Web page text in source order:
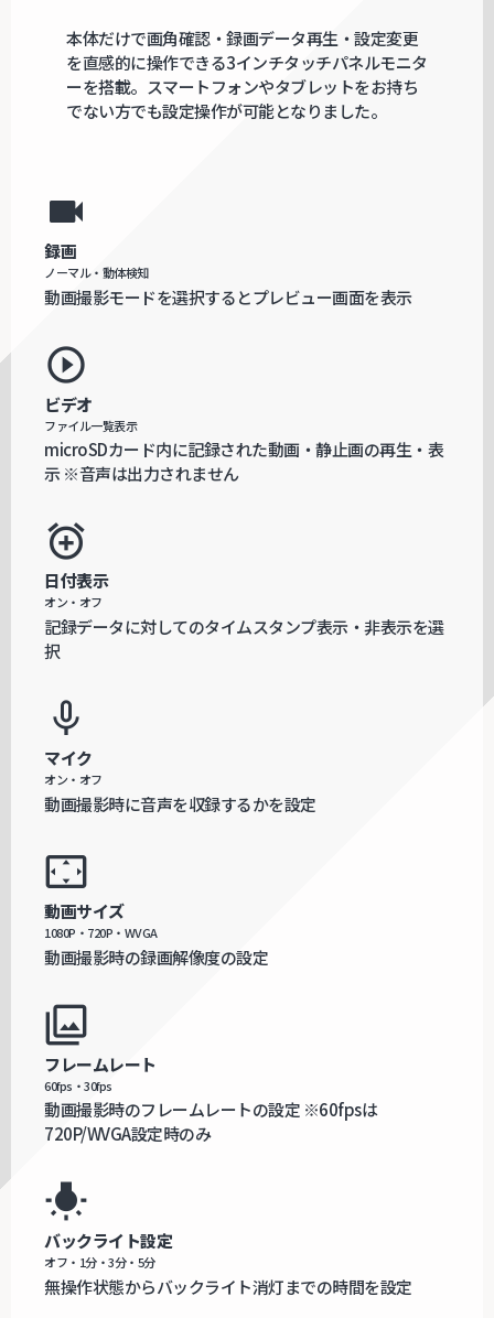
本体だけで画角確認・録画データ再生・設定変更
を直感的に操作できる3インチタッチパネルモニタ
ーを搭載。スマートフォンやタブレットをお持ち
でない方でも設定操作が可能となりました。
videocam
録画
ノーマル・動体検知
動画撮影モードを選択するとプレビュー画面を表示
play_circle_outline
ビデオ
ファイル一覧表示
microSDカード内に記録された動画・静止画の再生・表
示 ※音声は出力されません
alarm_add
日付表示
オン・オフ
記録データに対してのタイムスタンプ表示・非表示を選
択
mic_none
マイク
オン・オフ
動画撮影時に音声を収録するかを設定
settings_overscan
動画サイズ
1080P・720P・WVGA
動画撮影時の録画解像度の設定
filter
フレームレート
60fps・30fps
動画撮影時のフレームレートの設定 ※60fpsは
720P/WVGA設定時のみ
wb_incandescent
バックライト設定
オフ・1分・3分・5分
無操作状態からバックライト消灯までの時間を設定